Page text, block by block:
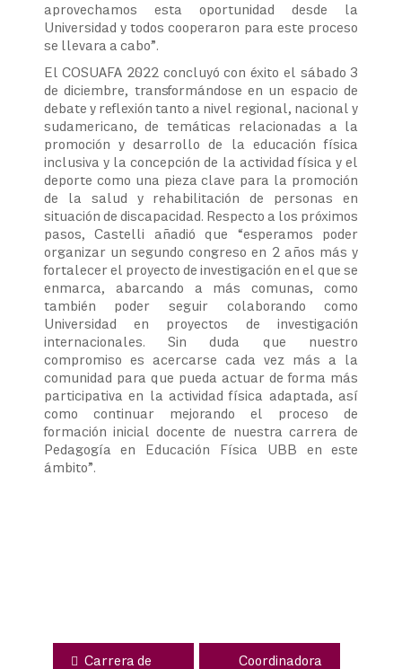
aprovechamos esta oportunidad desde la
Universidad y todos cooperaron para este proceso
se llevara a cabo”.
El COSUAFA 2022 concluyó con éxito el sábado 3
de diciembre, transformándose en un espacio de
debate y reflexión tanto a nivel regional, nacional y
sudamericano, de temáticas relacionadas a la
promoción y desarrollo de la educación física
inclusiva y la concepción de la actividad física y el
deporte como una pieza clave para la promoción
de la salud y rehabilitación de personas en
situación de discapacidad. Respecto a los próximos
pasos, Castelli añadió que “esperamos poder
organizar un segundo congreso en 2 años más y
fortalecer el proyecto de investigación en el que se
enmarca, abarcando a más comunas, como
también poder seguir colaborando como
Universidad en proyectos de investigación
internacionales. Sin duda que nuestro
compromiso es acercarse cada vez más a la
comunidad para que pueda actuar de forma más
participativa en la actividad física adaptada, así
como continuar mejorando el proceso de
formación inicial docente de nuestra carrera de
Pedagogía en Educación Física UBB en este
ámbito”.
Carrera de
Coordinadora